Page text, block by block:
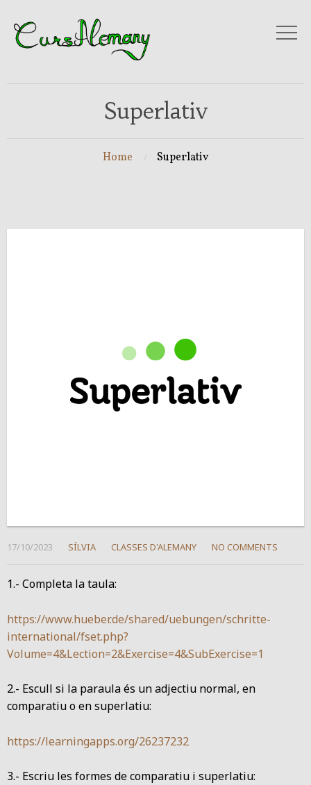
Superlativ
Home Superlativ
17/10/2023 SÍLVIA CLASSES D'ALEMANY NO COMMENTS
1.- Completa la taula:
https://www.hueber.de/shared/uebungen/schritte-
international/fset.php?
Volume=4&Lection=2&Exercise=4&SubExercise=1
2.- Escull si la paraula és un adjectiu normal, en
comparatiu o en superlatiu:
https://learningapps.org/26237232
3.- Escriu les formes de comparatiu i superlatiu: